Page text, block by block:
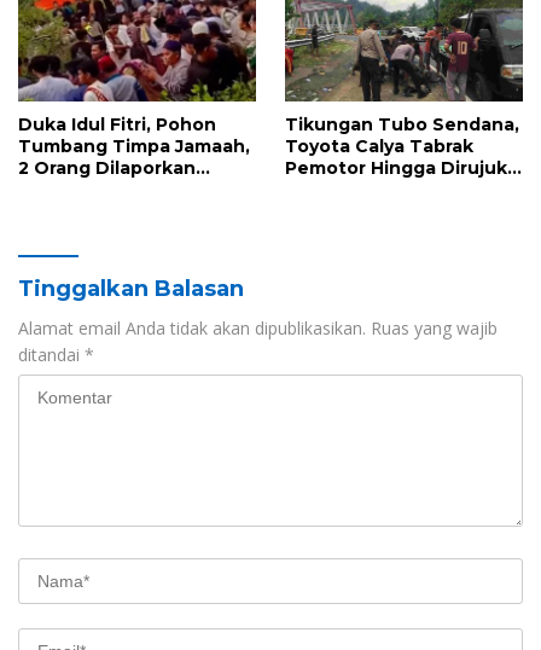
Duka Idul Fitri, Pohon
Tumbang Timpa Jamaah,
2 Orang Dilaporkan
Tikungan Tubo Sendana,
Toyota Calya Tabrak
Pemotor Hingga Dirujuk
Tinggalkan Balasan
Alamat email Anda tidak akan dipublikasikan. Ruas yang wajib
ditandai *